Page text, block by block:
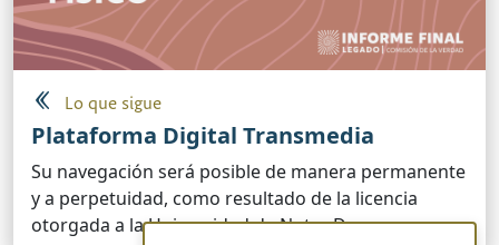
Lo que sigue
Plataforma Digital Transmedia
Su navegación será posible de manera permanente
y a perpetuidad, como resultado de la licencia
otorgada a la Universidad de Notre Dame.